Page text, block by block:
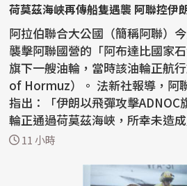
荷莫茲海峽再傳船隻遇襲 阿聯控伊
阿拉伯聯合大公國（簡稱阿聯）
襲擊阿聯國營的「阿布達比國家石
旗下一艘油輪，當時該油輪正航
of Hormuz）。 法新社報導，阿聯外交部在一份聲明中
指出：「伊朗以飛彈攻擊ADNOC
輪正通過荷莫茲海峽，所幸未造成人員
昨...11 小時